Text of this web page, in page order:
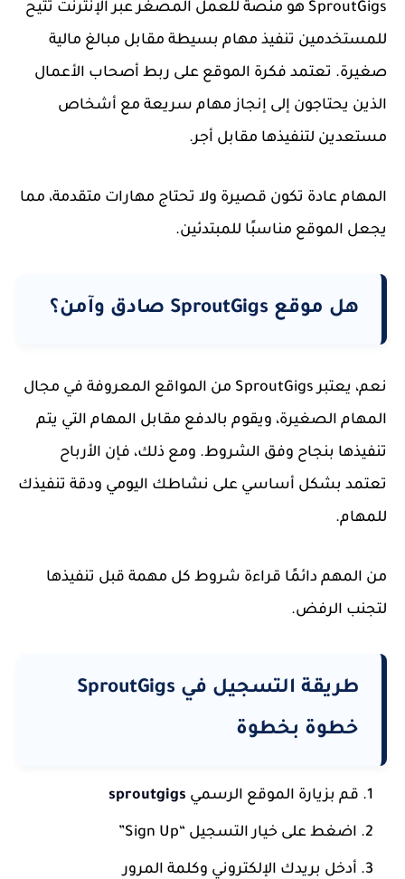
SproutGigs هو منصة للعمل المصغر عبر الإنترنت تتيح
للمستخدمين تنفيذ مهام بسيطة مقابل مبالغ مالية
صغيرة. تعتمد فكرة الموقع على ربط أصحاب الأعمال
الذين يحتاجون إلى إنجاز مهام سريعة مع أشخاص
مستعدين لتنفيذها مقابل أجر.
المهام عادة تكون قصيرة ولا تحتاج مهارات متقدمة، مما
يجعل الموقع مناسبًا للمبتدئين.
هل موقع SproutGigs صادق وآمن؟
نعم، يعتبر SproutGigs من المواقع المعروفة في مجال
المهام الصغيرة، ويقوم بالدفع مقابل المهام التي يتم
تنفيذها بنجاح وفق الشروط. ومع ذلك، فإن الأرباح
تعتمد بشكل أساسي على نشاطك اليومي ودقة تنفيذك
للمهام.
من المهم دائمًا قراءة شروط كل مهمة قبل تنفيذها
لتجنب الرفض.
طريقة التسجيل في SproutGigs
خطوة بخطوة
قم بزيارة الموقع الرسمي sproutgigs
اضغط على خيار التسجيل “Sign Up”
أدخل بريدك الإلكتروني وكلمة المرور